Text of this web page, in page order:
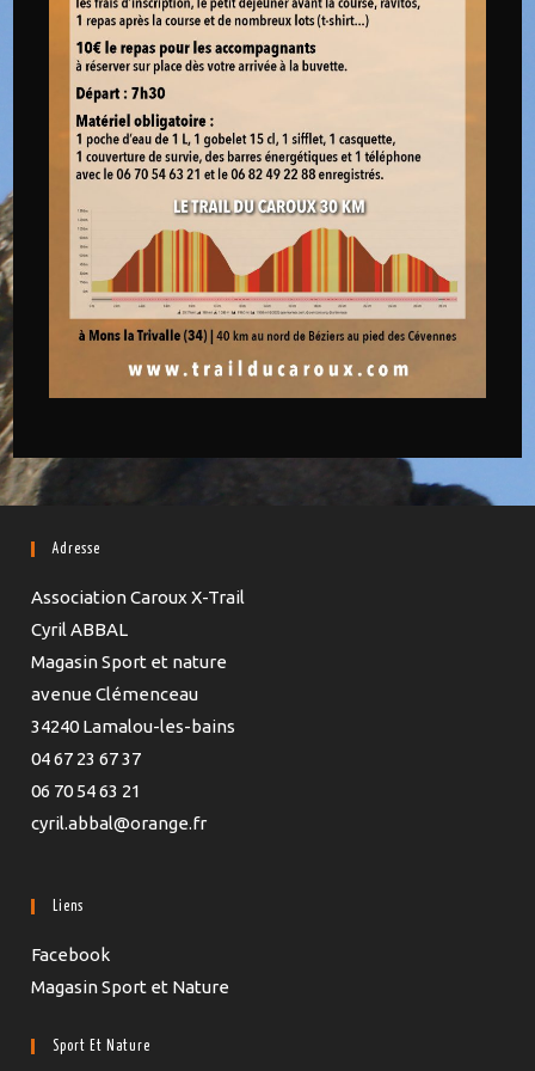
Adresse
Association Caroux X-Trail
Cyril ABBAL
Magasin Sport et nature
avenue Clémenceau
34240 Lamalou-les-bains
04 67 23 67 37
06 70 54 63 21
cyril.abbal@orange.fr
Liens
Facebook
Magasin Sport et Nature
Sport Et Nature